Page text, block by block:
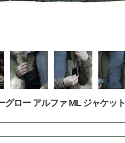
グロー アルファ ML ジャケット